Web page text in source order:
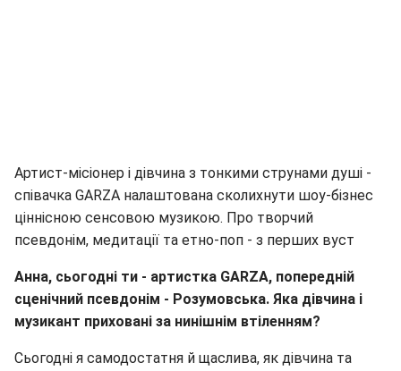
Артист-місіонер і дівчина з тонкими струнами душі -
співачка GARZA налаштована сколихнути шоу-бізнес
ціннісною сенсовою музикою. Про творчий
псевдонім, медитації та етно-поп - з перших вуст
Анна, сьогодні ти - артистка GARZA, попередній
сценічний псевдонім - Розумовська. Яка дівчина і
музикант приховані за нинішнім втіленням?
Сьогодні я самодостатня й щаслива, як дівчина та